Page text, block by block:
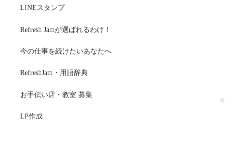
LINEスタンプ
Refresh Jamが選ばれるわけ！
今の仕事を続けたいあなたへ
RefreshJam・用語辞典
お手伝い店・教室 募集
LP作成